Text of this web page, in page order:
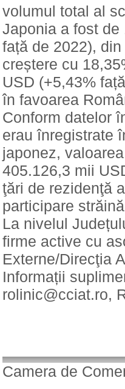
volumul total al
Japonia a fost
față de 2022),
creștere cu
USD (+5,43%
în favoarea
Conform datelor
erau înregistrate
japonez,
405.126,3 mii
ţări de rezidenţă
participare
La nivelul
firme active cu
Externe/Direcţia
Informații
rolinic@cciat.ro,
Camera de